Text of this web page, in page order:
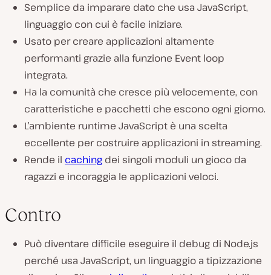
Semplice da imparare dato che usa JavaScript,
linguaggio con cui è facile iniziare.
Usato per creare applicazioni altamente
performanti grazie alla funzione Event loop
integrata.
Ha la comunità che cresce più velocemente, con
caratteristiche e pacchetti che escono ogni giorno.
L’ambiente runtime JavaScript è una scelta
eccellente per costruire applicazioni in streaming.
Rende il caching dei singoli moduli un gioco da
ragazzi e incoraggia le applicazioni veloci.
Contro
Può diventare difficile eseguire il debug di Node.js
perché usa JavaScript, un linguaggio a tipizzazione